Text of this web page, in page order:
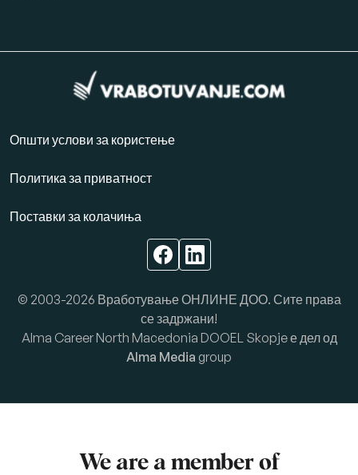
Општи услови за користење
Политика за приватност
Поставки за колачиња
© 2003-2026 Вработување ОНЛИНЕ ДОО. Сите права
се задржани!
Alma Career North Macedonia DOOEL Skopje е дел од
Alma Media group
We are a member of